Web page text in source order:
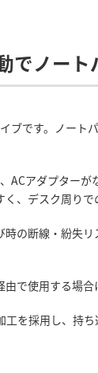
でノー
ブです。ノー
アダプター
、デスク周りで
の断線・紛失
で使用する場
を採用し、持